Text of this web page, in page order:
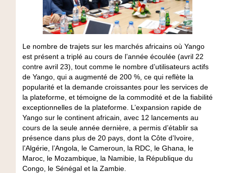
Le nombre de trajets sur les marchés africains où Yango
est présent a triplé au cours de l’année écoulée (avril 22
contre avril 23), tout comme le nombre d’utilisateurs actifs
de Yango, qui a augmenté de 200 %, ce qui reflète la
popularité et la demande croissantes pour les services de
la plateforme, et témoigne de la commodité et de la fiabilité
exceptionnelles de la plateforme. L’expansion rapide de
Yango sur le continent africain, avec 12 lancements au
cours de la seule année dernière, a permis d’établir sa
présence dans plus de 20 pays, dont la Côte d’Ivoire,
l’Algérie, l’Angola, le Cameroun, la RDC, le Ghana, le
Maroc, le Mozambique, la Namibie, la République du
Congo, le Sénégal et la Zambie.